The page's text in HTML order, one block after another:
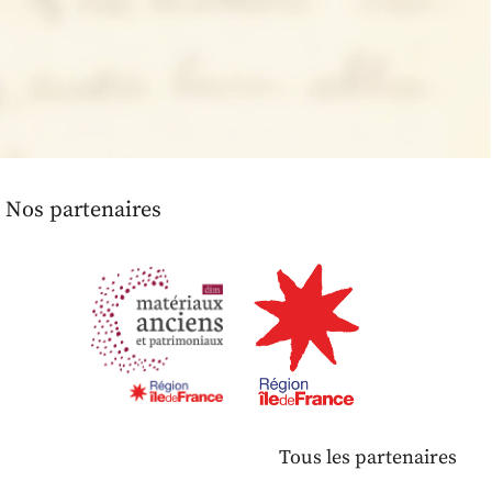
Nos partenaires
Tous les partenaires